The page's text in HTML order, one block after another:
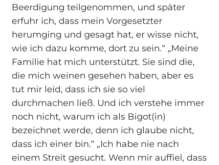
Beerdigung teilgenommen, und später
erfuhr ich, dass mein Vorgesetzter
herumging und gesagt hat, er wisse nicht,
wie ich dazu komme, dort zu sein.“ „Meine
Familie hat mich unterstützt. Sie sind die,
die mich weinen gesehen haben, aber es
tut mir leid, dass ich sie so viel
durchmachen ließ. Und ich verstehe immer
noch nicht, warum ich als Bigot(in)
bezeichnet werde, denn ich glaube nicht,
dass ich einer bin.“ „Ich habe nie nach
einem Streit gesucht. Wenn mir auffiel, dass